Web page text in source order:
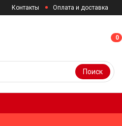
Контакты Оплата и доставка
Поиск
00